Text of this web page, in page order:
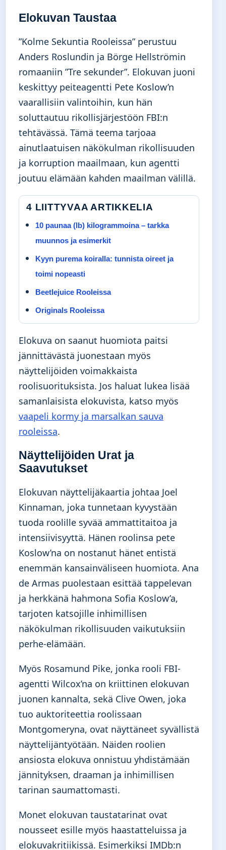
Elokuvan Taustaa
”Kolme Sekuntia Rooleissa” perustuu
Anders Roslundin ja Börge Hellströmin
romaaniin ”Tre sekunder”. Elokuvan juoni
keskittyy peiteagentti Pete Koslow’n
vaarallisiin valintoihin, kun hän
soluttautuu rikollisjärjestöön FBI:n
tehtävässä. Tämä teema tarjoaa
ainutlaatuisen näkökulman rikollisuuden
ja korruption maailmaan, kun agentti
joutuu elämään kahden maailman välillä.
4 LIITTYVAA ARTIKKELIA
10 paunaa (lb) kilogrammoina – tarkka
muunnos ja esimerkit
Kyyn purema koiralla: tunnista oireet ja
toimi nopeasti
Beetlejuice Rooleissa
Originals Rooleissa
Elokuva on saanut huomiota paitsi
jännittävästä juonestaan myös
näyttelijöiden voimakkaista
roolisuorituksista. Jos haluat lukea lisää
samanlaisista elokuvista, katso myös
vaapeli kormy ja marsalkan sauva
rooleissa.
Näyttelijöiden Urat ja
Saavutukset
Elokuvan näyttelijäkaartia johtaa Joel
Kinnaman, joka tunnetaan kyvystään
tuoda roolille syvää ammattitaitoa ja
intensiivisyyttä. Hänen roolinsa pete
Koslow’na on nostanut hänet entistä
enemmän kansainväliseen huomiota. Ana
de Armas puolestaan esittää tappelevan
ja herkkänä hahmona Sofia Koslow’a,
tarjoten katsojille inhimillisen
näkökulman rikollisuuden vaikutuksiin
perhe-elämään.
Myös Rosamund Pike, jonka rooli FBI-
agentti Wilcox’na on kriittinen elokuvan
juonen kannalta, sekä Clive Owen, joka
tuo auktoriteettia roolissaan
Montgomeryna, ovat näyttäneet syvällistä
näyttelijäntyötään. Näiden roolien
ansiosta elokuva onnistuu yhdistämään
jännityksen, draaman ja inhimillisen
tarinan saumattomasti.
Monet elokuvan taustatarinat ovat
nousseet esille myös haastatteluissa ja
elokuvakritiikissä. Esimerkiksi IMDb:n